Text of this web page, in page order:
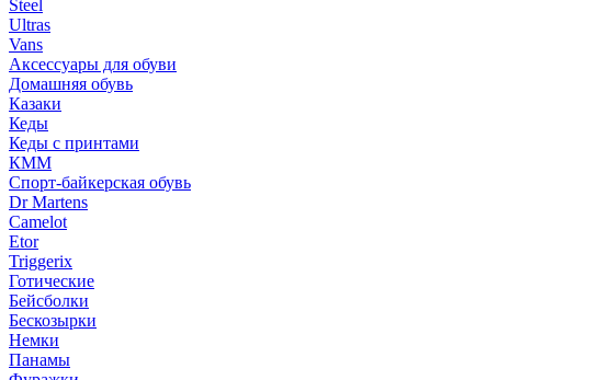
Steel
Ultras
Vans
Аксессуары для обуви
Домашняя обувь
Казаки
Кеды
Кеды с принтами
КММ
Спорт-байкерская обувь
Dr Martens
Camelot
Etor
Triggerix
Готические
Бейсболки
Бескозырки
Немки
Панамы